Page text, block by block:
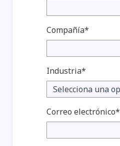
Compañía*
Industria*
Correo electrónico*